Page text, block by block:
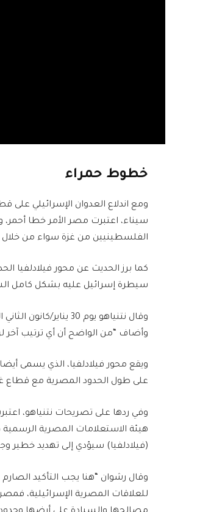
خطوط حمراء
ومع اندلاع العدوان الإسرائيلي
سيناء، اعتبرت مصر الأمر خطا
الفلسطينيين من غزة سواء من خلال
كما برز الحديث عن محور فيلادلفيا
سيطرة إسرائيل عليه بشكل كامل
وقال نتنياهو يوم 30
وأضاف “من الواضح أن أي ترتيب آخر
ويقع محور فيلادلفيا، الذي يسمى
على طول الحدود المصرية مع قطاع
وفي ردها على تصريحات نتنياهو،
هيئة الاستعلامات المصرية الرسمية
(فيلادلفيا) سيؤدي إلى تهديد خطير
وقال رشوان “هنا يجب التأكيد
للعلاقات المصرية الإسرائيلية،